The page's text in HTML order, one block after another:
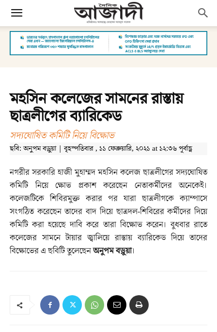
মহসিন কলেজের সামনের রাস্তায়
ছাত্রলীগের ব্যারিকেড
সদ্যঘোষিত কমিটি নিয়ে বিক্ষোভ
ছবি: অনুপম বড়ুয়া | বৃহস্পতিবার , ১১ ফেব্রুয়ারি, ২০২১ at ১২:৩৬ পূর্বাহ্ণ
নগরীর সরকারি হাজী মুহাম্মদ মহসিন কলেজ ছাত্রলীগের সদ্যঘোষিত
কমিটি নিয়ে ক্ষোভ প্রকাশ করেছেন নেতাকর্মীদের অনেকেই।
কলেজটিকে শিবিরমুক্ত করার পর যারা ছাত্রলীগকে ক্যাম্পাসে
সংগঠিত করেছেন তাদের বাদ দিয়ে ছাত্রদল-শিবিরের কর্মীদের দিয়ে
কমিটি করা হয়েছে দাবি করে তারা বিক্ষোভ করেন। বুধবার রাতে
কলেজের সামনে টায়ার জ্বালিয়ে রাস্তায় ব্যারিকেড দিয়ে তাদের
বিক্ষোভের এ ছবিটি তুলেছেনঅনুপম বড়ুয়া।